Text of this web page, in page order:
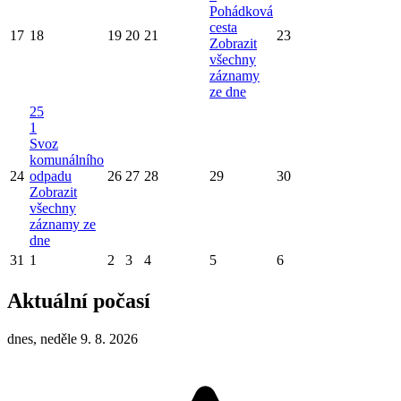
17 18 19 20 21
Pohádková
cesta
Zobrazit
všechny
záznamy
ze dne
23
24
25
1
Svoz
komunálního
odpadu
Zobrazit
všechny
záznamy ze
dne
26 27 28 29 30
31 1 2 3 4 5 6
Aktuální počasí
dnes, neděle 9. 8. 2026